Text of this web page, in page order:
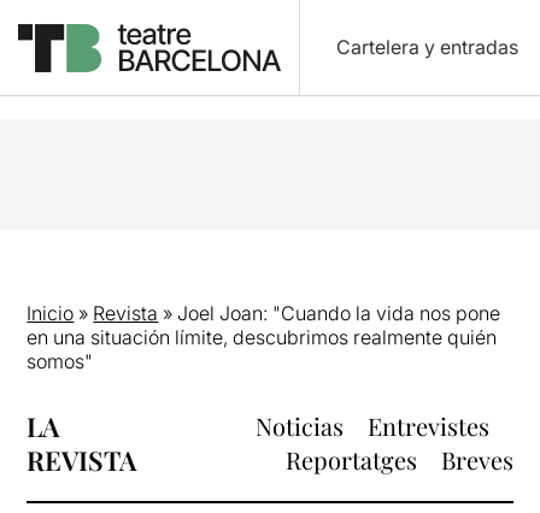
Cartelera y entradas
Inicio » Revista » Joel Joan: "Cuando la vida nos pone
en una situación límite, descubrimos realmente quién
somos"
LA
REVISTA
Noticias
Entrevistes
Reportatges
Breves